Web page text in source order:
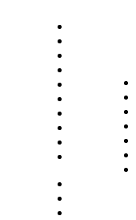
Arte y vino
Sudamerica